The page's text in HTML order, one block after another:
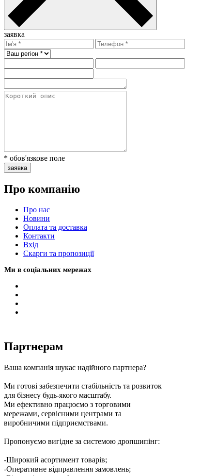
заявка
* обов'язкове поле
заявка
Про компанію
Про нас
Новини
Оплата та доставка
Контакти
Вхiд
Скарги та пропозиції
Ми в соціальних мережах
Партнерам
Ваша компанія шукає надійного партнера?
Ми готові забезпечити стабільність та розвиток
для бізнесу будь-якого масштабу.
Ми ефективно працюємо з торговими
мережами, сервісними центрами та
виробничими підприємствами.
Пропонуємо вигідне за системою дропшипінг:
-Широкий асортимент товарів;
-Оперативне відправлення замовлень;